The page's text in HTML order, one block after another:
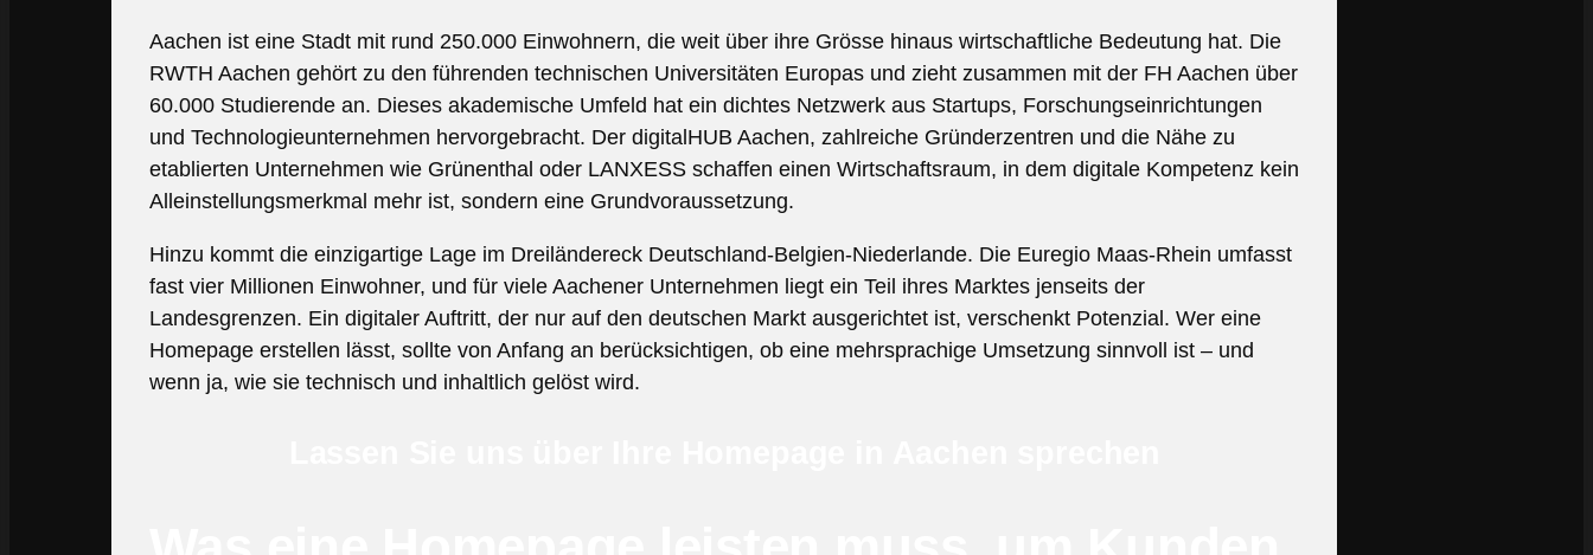
Aachen ist eine Stadt mit rund 250.000 Einwohnern, die weit über ihre Grösse hinaus wirtschaftliche Bedeutung hat. Die
RWTH Aachen gehört zu den führenden technischen Universitäten Europas und zieht zusammen mit der FH Aachen über
60.000 Studierende an. Dieses akademische Umfeld hat ein dichtes Netzwerk aus Startups, Forschungseinrichtungen
und Technologieunternehmen hervorgebracht. Der digitalHUB Aachen, zahlreiche Gründerzentren und die Nähe zu
etablierten Unternehmen wie Grünenthal oder LANXESS schaffen einen Wirtschaftsraum, in dem digitale Kompetenz kein
Alleinstellungsmerkmal mehr ist, sondern eine Grundvoraussetzung.
Hinzu kommt die einzigartige Lage im Dreiländereck Deutschland-Belgien-Niederlande. Die Euregio Maas-Rhein umfasst
fast vier Millionen Einwohner, und für viele Aachener Unternehmen liegt ein Teil ihres Marktes jenseits der
Landesgrenzen. Ein digitaler Auftritt, der nur auf den deutschen Markt ausgerichtet ist, verschenkt Potenzial. Wer eine
Homepage erstellen lässt, sollte von Anfang an berücksichtigen, ob eine mehrsprachige Umsetzung sinnvoll ist – und
wenn ja, wie sie technisch und inhaltlich gelöst wird.